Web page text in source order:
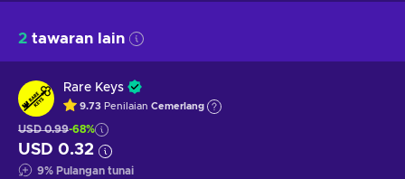
2 tawaran lain
Rare Keys
9.73 Penilaian Cemerlang
USD 0.99-68%
USD 0.32
9% Pulangan tunai